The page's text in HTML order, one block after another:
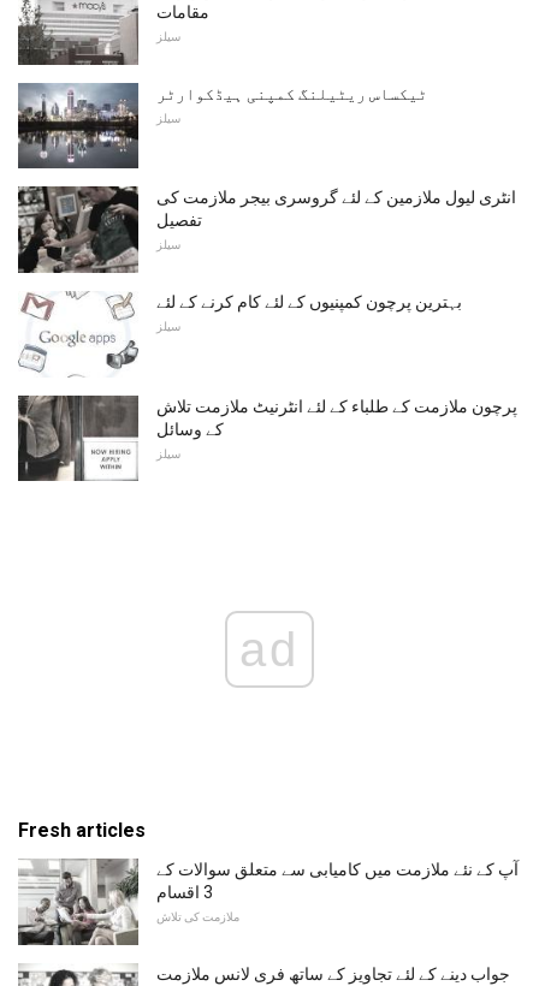
مقامات
سیلز
ٹیکساس ریٹیلنگ کمپنی ہیڈکوارٹر
سیلز
انٹری لیول ملازمین کے لئے گروسری بیجر ملازمت کی
تفصیل
سیلز
بہترین پرچون کمپنیوں کے لئے کام کرنے کے لئے
سیلز
پرچون ملازمت کے طلباء کے لئے انٹرنیٹ ملازمت تلاش
کے وسائل
سیلز
ad
Fresh articles
آپ کے نئے ملازمت میں کامیابی سے متعلق سوالات کے
3 اقسام
ملازمت کی تلاش
جواب دینے کے لئے تجاویز کے ساتھ فری لانس ملازمت